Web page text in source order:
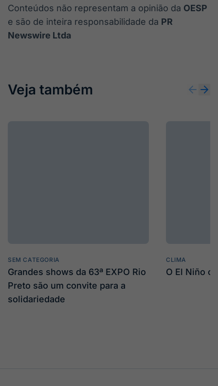
Conteúdos não representam a opinião da OESP
e são de inteira responsabilidade da PR
Newswire Ltda
Veja também
SEM CATEGORIA
Grandes shows da 63ª EXPO Rio
Preto são um convite para a
solidariedade
CLIMA
O El Niño